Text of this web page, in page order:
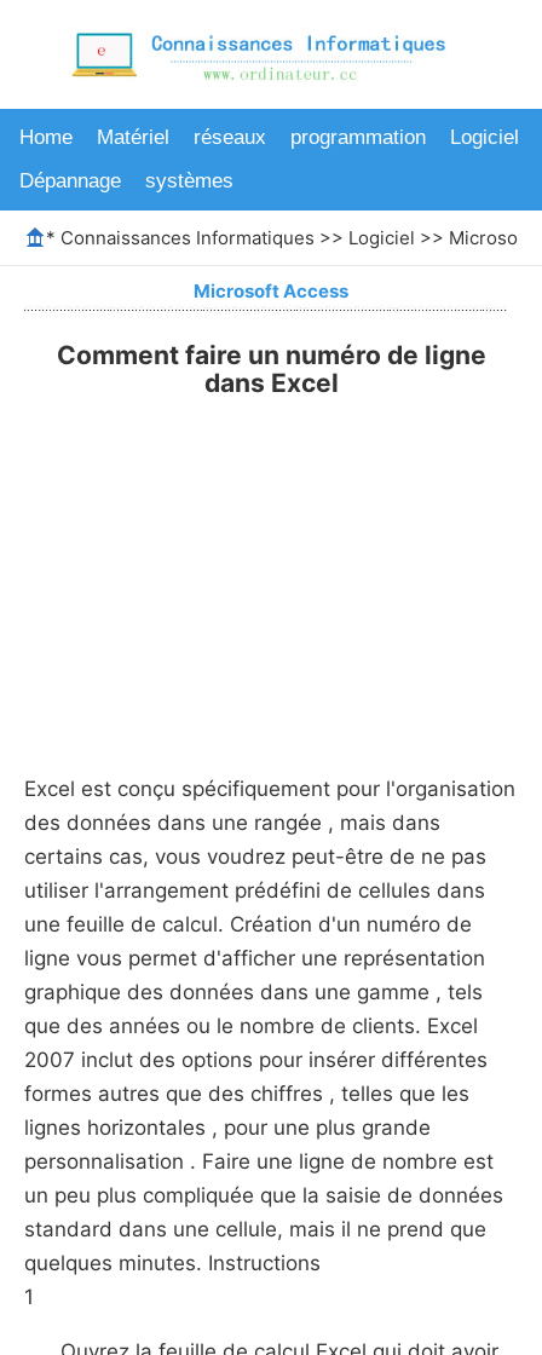
Home Matériel réseaux programmation
Logiciel
Dépannage
systèmes
* Connaissances Informatiques >> Logiciel >> Microsoft
Microsoft Access
Comment faire un numéro de ligne
dans Excel
Excel est conçu spécifiquement pour l'organisation
des données dans une rangée , mais dans
certains cas, vous voudrez peut-être de ne pas
utiliser l'arrangement prédéfini de cellules dans
une feuille de calcul. Création d'un numéro de
ligne vous permet d'afficher une représentation
graphique des données dans une gamme , tels
que des années ou le nombre de clients. Excel
2007 inclut des options pour insérer différentes
formes autres que des chiffres , telles que les
lignes horizontales , pour une plus grande
personnalisation . Faire une ligne de nombre est
un peu plus compliquée que la saisie de données
standard dans une cellule, mais il ne prend que
quelques minutes. Instructions
1